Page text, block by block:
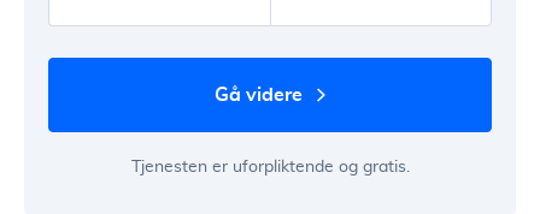
gå videre
Tjenesten er uforpliktende og gratis.